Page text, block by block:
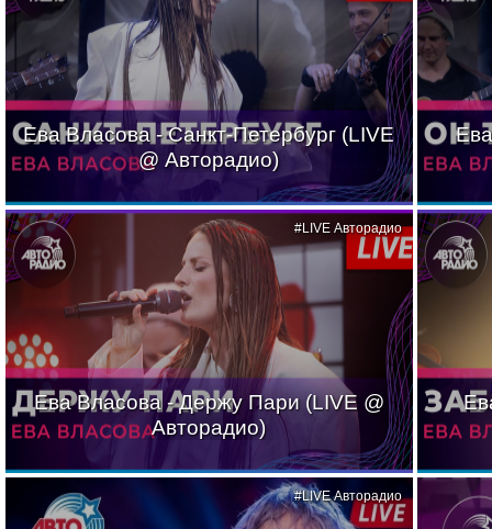
Ева Власова - Санкт-Петербург (LIVE
@ Авторадио)
Ева Власова - Держу Пари (LIVE @
Авторадио)
#LIVE Авторадио
#LIVE Авторадио